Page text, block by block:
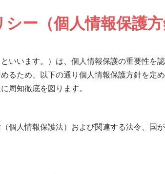
ー（個人情報保護方
いいます。）は、個人情報保護の重要性を
るため、以下の通り個人情報保護方針を定
周知徹底を図ります。
個人情報保護法）および関連する法令、国